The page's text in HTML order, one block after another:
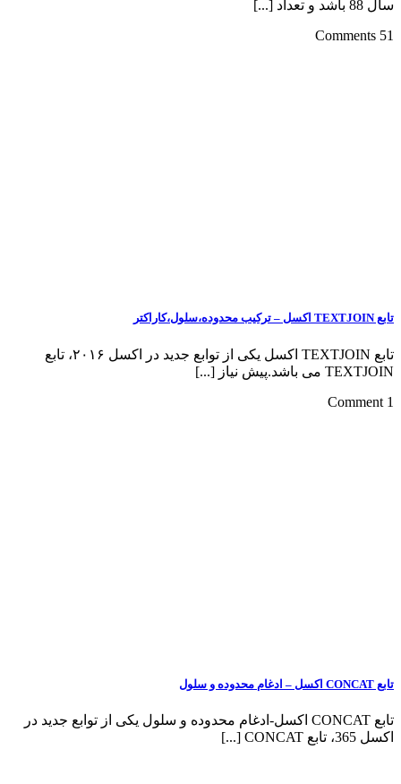
سال 88 باشد و تعداد [...]
51 Comments
تابع TEXTJOIN اکسل – ترکیب محدوده،سلول،کاراکتر
تابع TEXTJOIN اکسل یکی از توابع جدید در اکسل ۲۰۱۶، تابع
TEXTJOIN می باشد.پیش نیاز [...]
1 Comment
تابع CONCAT اکسل – ادغام محدوده و سلول
تابع CONCAT اکسل-ادغام محدوده و سلول یکی از توابع جدید در
اکسل 365، تابع CONCAT [...]